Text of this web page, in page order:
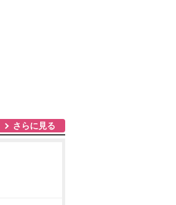
さらに見る